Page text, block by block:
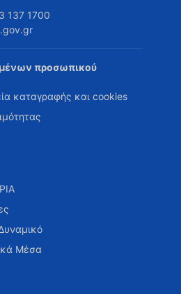
137 1700
προσωπικού
καταγραφής και cookies
Μέσα